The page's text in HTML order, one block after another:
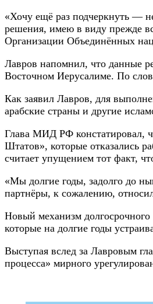
«Хочу ещё раз подчеркнуть —
решения, имею в виду прежде
Организации Объединённых
Лавров напомнил, что данные
Восточном Иерусалиме. По
Как заявил Лавров, для
арабские страны и другие
Глава МИД РФ констатировал,
Штатов», которые отказались
считает упущением тот факт,
«Мы долгие годы, задолго до
партнёры, к сожалению,
Новый механизм
которые на долгие годы
Выступая вслед за Лавровым
процесса» мирного